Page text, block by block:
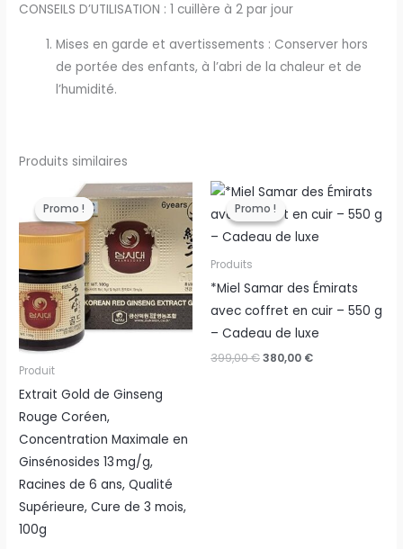
CONSEILS D’UTILISATION : 1 cuillère à 2 par jour
Mises en garde et avertissements : Conserver hors
de portée des enfants, à l’abri de la chaleur et de
l’humidité.
Produits similaires
Promo !
Promo !
Produit
Extrait Gold de Ginseng
Rouge Coréen,
Concentration Maximale en
Ginsénosides 13 mg/g,
Racines de 6 ans, Qualité
Supérieure, Cure de 3 mois,
100g
Promo !
Promo !
Produits
*Miel Samar des Émirats
avec coffret en cuir – 550 g
– Cadeau de luxe
399,00€Le
380,00 €Le